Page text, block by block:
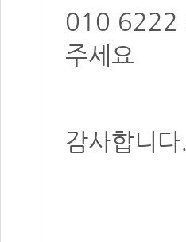
010 6222
주세요
감사합니다.